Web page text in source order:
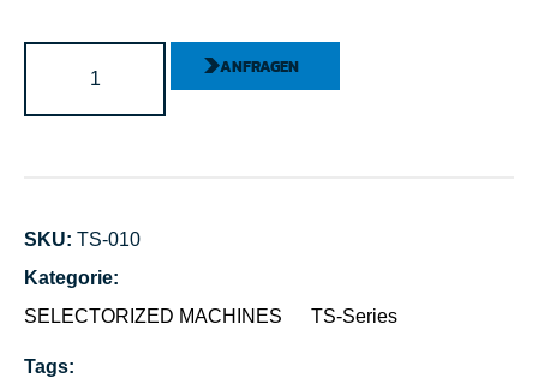
ANFRAGEN
SKU: TS-010
Kategorie:
SELECTORIZED MACHINES
TS-Series
Tags: